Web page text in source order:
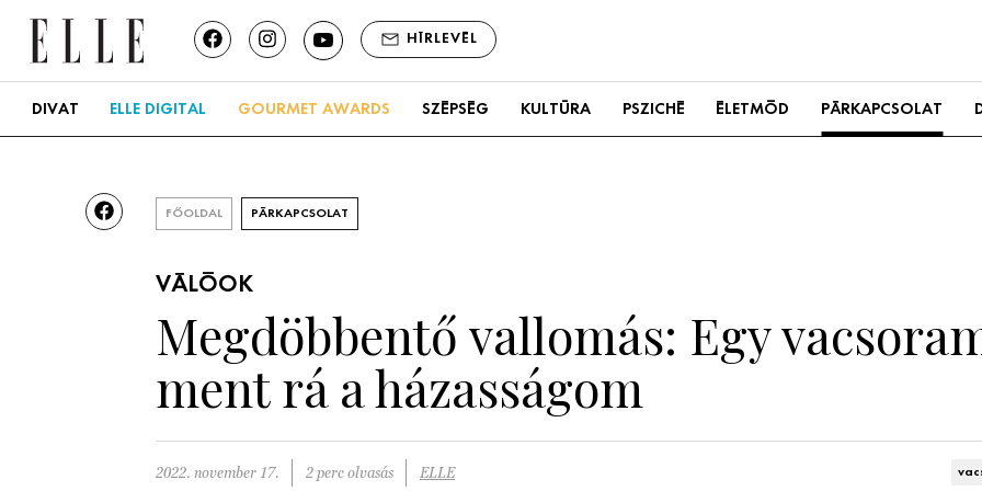
HÍRLEVÉL
DIVAT ELLE DIGITAL GOURMET AWARDS SZÉPSÉG KULTÚRA PSZICHÉ ÉLETMÓD PÁRKAPCSOLAT
FŐOLDAL PÁRKAPCSOLAT
VÁLÓOK
Megdöbbentő vallomás: Egy
ment rá a házasságom
2022. november 17. 2 perc olvasás ELLE